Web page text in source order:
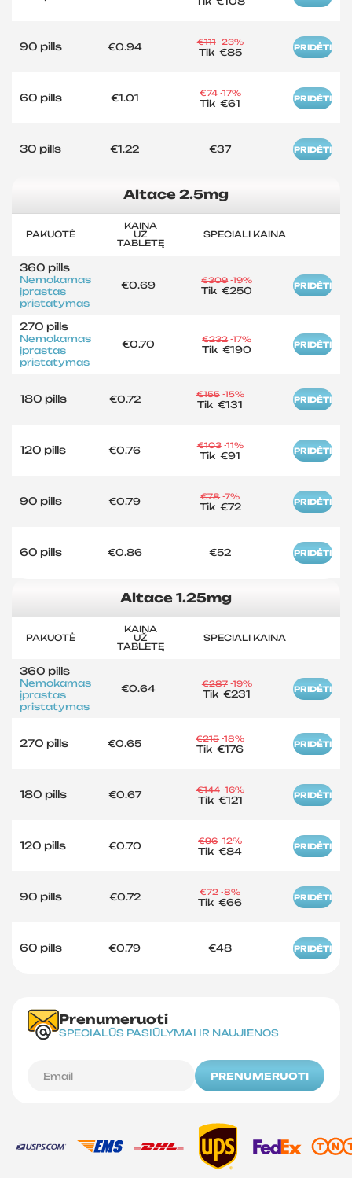
90 pills €0.94 €111 -23%
Tik €85 PRIDĖTI
60 pills €1.01 €74 -17%
Tik€61 PRIDĖTI
30 pills €1.22 €37 PRIDĖTI
Altace 2.5mg
PAKUOTĖ
KAINA
UŽ
TABLETĘ
SPECIALI KAINA
360 pills
Nemokamas
įprastas
pristatymas
€0.69 €309 -19%
Tik€250 PRIDĖTI
270 pills
Nemokamas
įprastas
pristatymas
€0.70 €232 -17%
Tik€190 PRIDĖTI
180 pills €0.72 €155 -15%
Tik€131 PRIDĖTI
120 pills €0.76 €103 -11%
Tik€91 PRIDĖTI
90 pills €0.79 €78 -7%
Tik €72 PRIDĖTI
60 pills €0.86 €52 PRIDĖTI
Altace 1.25mg
PAKUOTĖ
KAINA
UŽ
TABLETĘ
SPECIALI KAINA
360 pills
Nemokamas
įprastas
pristatymas
€0.64 €287 -19%
Tik€231 PRIDĖTI
270 pills €0.65 €215 -18%
Tik€176 PRIDĖTI
180 pills €0.67 €144 -16%
Tik €121 PRIDĖTI
120 pills €0.70 €96 -12%
Tik€84 PRIDĖTI
90 pills €0.72 €72 -8%
Tik€66 PRIDĖTI
60 pills €0.79 €48 PRIDĖTI
Prenumeruoti
SPECIALŪS PASIŪLYMAI IR NAUJIENOS
PRENUMERUOTI